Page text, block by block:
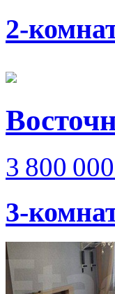
2-
3 800
3-